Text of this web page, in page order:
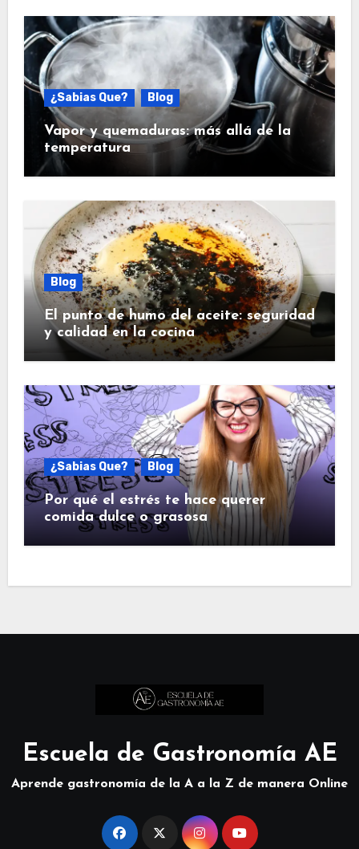
¿Sabias Que? Blog
Vapor y quemaduras: más allá de la
temperatura
Blog
El punto de humo del aceite: seguridad
y calidad en la cocina
¿Sabias Que? Blog
Por qué el estrés te hace querer
comida dulce o grasosa
Escuela de Gastronomía AE
Aprende gastronomía de la A a la Z de manera Online